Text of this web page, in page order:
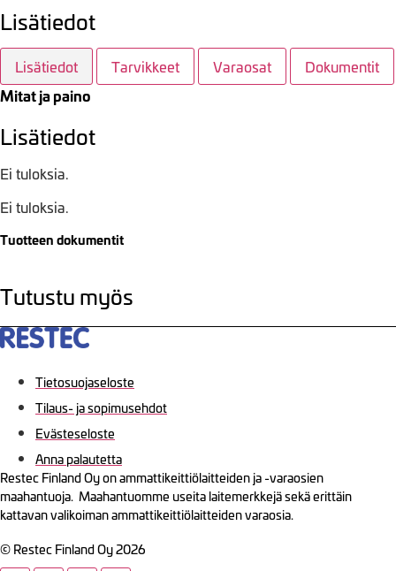
Lisätiedot
Lisätiedot Tarvikkeet Varaosat Dokumentit
Mitat ja paino
Lisätiedot
Ei tuloksia.
Ei tuloksia.
Tuotteen dokumentit
Tutustu myös
Tietosuojaseloste
Tilaus- ja sopimusehdot
Evästeseloste
Anna palautetta
Restec Finland Oy on ammattikeittiölaitteiden ja -varaosien
maahantuoja. Maahantuomme useita laitemerkkejä sekä erittäin
kattavan valikoiman ammattikeittiölaitteiden varaosia.
© Restec Finland Oy 2026